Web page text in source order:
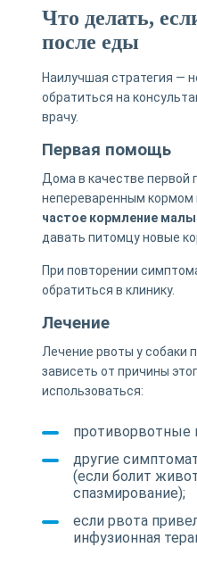
Что делать,
после еды
Наилучшая стратегия —
обратиться на
врачу.
Первая помощь
Дома в качестве первой
непереваренным кормом
частое кормление
давать питомцу новые
При повторении
обратиться в клинику.
Лечение
Лечение рвоты у собаки
зависеть от причины
использоваться:
противорвотные
другие
(если болит
спазмирование);
если рвота
инфузионная